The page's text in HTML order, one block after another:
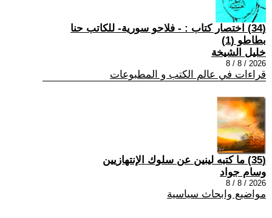
(34) اختصار كتاب : - فلاحو سورية- للكاتب حنا
بطاطو (1)
خليل الشيخة
2026 / 8 / 8
قراءات في عالم الكتب و المطبوعات
(35) ما كتبه لينين عن سلوك الإنتهازيين
وسام جواد
2026 / 8 / 8
مواضيع وابحاث سياسية